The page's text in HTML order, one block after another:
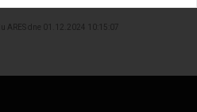
ARES dne 01.12.2024 10:15:07